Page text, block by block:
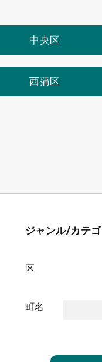
中央区
西蒲区
ジャンル/カテゴ
区
町名